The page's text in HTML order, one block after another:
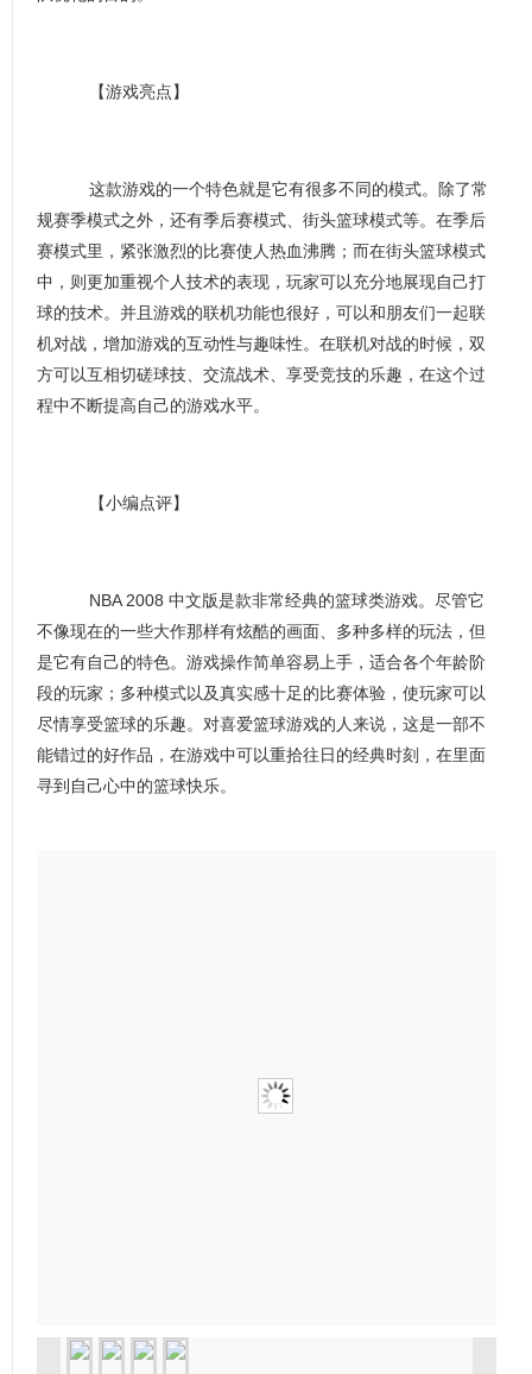
【游戏亮点】
这款游戏的一个特色就是它有很多不同的模式。除了常
规赛季模式之外，还有季后赛模式、街头篮球模式等。在季后
赛模式里，紧张激烈的比赛使人热血沸腾；而在街头篮球模式
中，则更加重视个人技术的表现，玩家可以充分地展现自己打
球的技术。并且游戏的联机功能也很好，可以和朋友们一起联
机对战，增加游戏的互动性与趣味性。在联机对战的时候，双
方可以互相切磋球技、交流战术、享受竞技的乐趣，在这个过
程中不断提高自己的游戏水平。
【小编点评】
NBA 2008 中文版是款非常经典的篮球类游戏。尽管它
不像现在的一些大作那样有炫酷的画面、多种多样的玩法，但
是它有自己的特色。游戏操作简单容易上手，适合各个年龄阶
段的玩家；多种模式以及真实感十足的比赛体验，使玩家可以
尽情享受篮球的乐趣。对喜爱篮球游戏的人来说，这是一部不
能错过的好作品，在游戏中可以重拾往日的经典时刻，在里面
寻到自己心中的篮球快乐。